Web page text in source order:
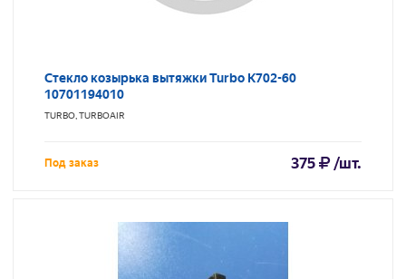
Стекло козырька вытяжки Turbo K702-60
10701194010
TURBO, TURBOAIR
Под заказ 375 /шт.